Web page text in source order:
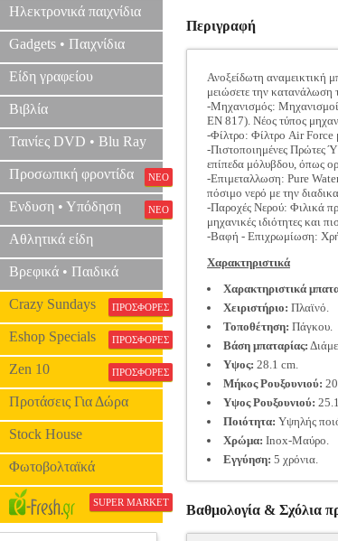
Ηλεκτρονικά παιχνίδια
Gadgets • Παιχνίδια
Είδη γραφείου
Βιβλία
Ταινίες DVD • Blu Ray
Προσωπική φροντίδα ΝΕΟ
Ενδυση • Υπόδηση ΝΕΟ
Αθλητικά είδη
Βρεφικά • Παιδικά
Crazy Sundays ΠΡΟΣΦΟΡΕΣ
Eshop Specials ΠΡΟΣΦΟΡΕΣ
Zen 10 ΠΡΟΣΦΟΡΕΣ
Προτάσεις Για Δώρα
Stock House
Φωτοβολταϊκά
SUPER MARKET
Περιγραφή
Ανοξείδωτη αναμεικτική
μειώσετε την κατανάλωση
-Μηχανισμός: Μηχανισμοί
EN 817). Νέος τύπος
-Φίλτρο: Φίλτρο Air Force
-Πιστοποιημένες Πρώτες
επίπεδα μόλυβδου, όπως
-Επιμεταλλωση: Pure
πόσιμο νερό με την
-Παροχές Νερού: Φιλικά
μηχανικές ιδιότητες και
-Βαφή - Επιχρωμίωση:
Χαρακτηριστικά
Χαρακτηριστικά
Χειριστήριο: Πλαϊνό.
Τοποθέτηση: Πάγκου.
Βάση μπαταρίας:
Υψος: 28.1 cm.
Μήκος Ρουξουνιού:
Υψος Ρουξουνιού:
Ποιότητα: Υψηλής
Χρώμα: Inox-Μαύρο.
Εγγύηση: 5 χρόνια.
Βαθμολογία & Σχόλια